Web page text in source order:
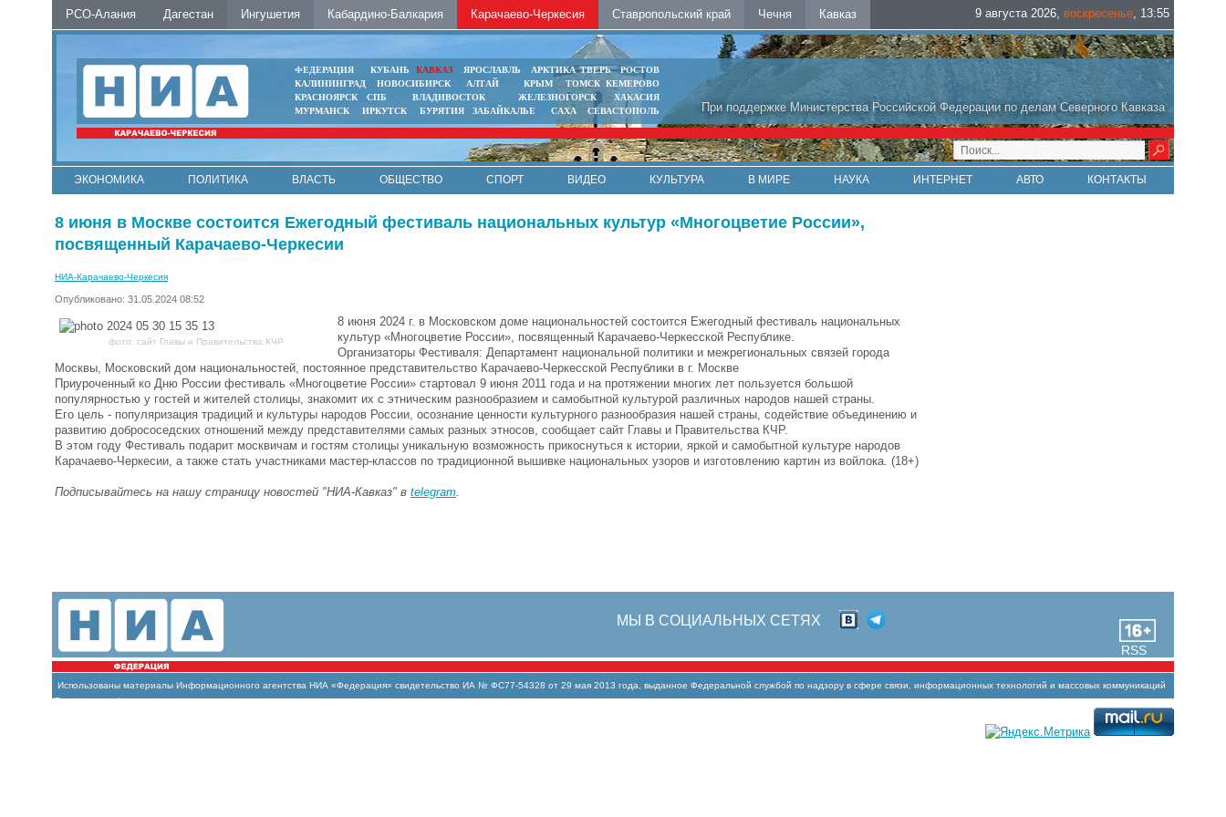
РСО-Алания Дагестан Ингушетия Кабардино-Балкария Карачаево-Черкесия Ставропольский край Чечня Кавказ 9 августа 2026, воскресенье, 13:55
При поддержке Министерства Российской Федерации по делам Северного Кавказа
ФЕДЕРАЦИЯ КУБАНЬ КАВКАЗ ЯРОСЛАВЛЬ АРКТИКА ТВЕРЬ
РОСТОВ
КАЛИНИНГРАД
НОВОСИБИРСК АЛТАЙ КРЫМ ТОМСК КЕМЕРОВО
КРАСНОЯРСК
СПБ ВЛАДИВОСТОК ЖЕЛЕЗНОГОРСК
ХАКАСИЯ
МУРМАНСК
ИРКУТСК БУРЯТИЯ ЗАБАЙКАЛЬЕ САХА СЕВАСТОПОЛЬ
ЭКОНОМИКА ПОЛИТИКА ВЛАСТЬ ОБЩЕСТВО СПОРТ ВИДЕО КУЛЬТУРА В МИРЕ НАУКА ИНТЕРНЕТ АВТО КОНТАКТЫ
8 июня в Москве состоится Ежегодный фестиваль национальных культур «Многоцветие России»,
посвященный Карачаево-Черкесии
НИА-Карачаево-Черкесия
Опубликовано: 31.05.2024 08:52
фото: сайт Главы и Правительства КЧР
8 июня 2024 г. в Московском доме национальностей состоится Ежегодный фестиваль национальных
культур «Многоцветие России», посвященный Карачаево-Черкесской Республике.
Организаторы Фестиваля: Департамент национальной политики и межрегиональных связей города
Москвы, Московский дом национальностей, постоянное представительство Карачаево-Черкесской Республики в г. Москве
Приуроченный ко Дню России фестиваль «Многоцветие России» стартовал 9 июня 2011 года и на протяжении многих лет пользуется большой
популярностью у гостей и жителей столицы, знакомит их с этническим разнообразием и самобытной культурой различных народов нашей страны.
Его цель - популяризация традиций и культуры народов России, осознание ценности культурного разнообразия нашей страны, содействие объединению и
развитию добрососедских отношений между представителями самых разных этносов, сообщает сайт Главы и Правительства КЧР.
В этом году Фестиваль подарит москвичам и гостям столицы уникальную возможность прикоснуться к истории, яркой и самобытной культуре народов
Карачаево-Черкесии, а также стать участниками мастер-классов по традиционной вышивке национальных узоров и изготовлению картин из войлока. (18+)
Подписывайтесь на нашу страницу новостей "НИА-Кавказ" в telegram
RSS
МЫ В СОЦИАЛЬНЫХ СЕТЯХ
Использованы материалы Информационного агентства НИА «Федерация» свидетельство ИА № ФС77-54328 от 29 мая 2013 года, выданное Федеральной службой по надзору в сфере связи, информационных технологий и массовых коммуникаций
(Роскомнадзор)